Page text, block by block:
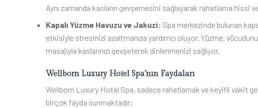
Aynı zamanda kasların gevşemesini sağlayarak rahatlama hissi
Kapalı Yüzme Havuzu ve Jakuzi: Spa merkezinde bulunan
etkisiyle stresinizi azaltmanıza yardımcı oluyor. Yüzme,
masajıyla kaslarınızı gevşeterek dinlenmenizi sağlıyor.
Wellborn Luxury Hotel Spa’nın Faydaları
Wellborn Luxury Hotel Spa, sadece rahatlamak ve keyifli vakit
birçok fayda sunmaktadır: